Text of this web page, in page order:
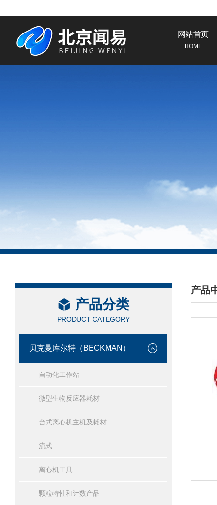
网站首页
HOME
产品分类
PRODUCT CATEGORY
贝克曼库尔特（BECKMAN）
自动化工作站
微型生物反应器耗材
台式离心机主机及耗材
流式
离心机工具
颗粒特性和计数产品
产品
/